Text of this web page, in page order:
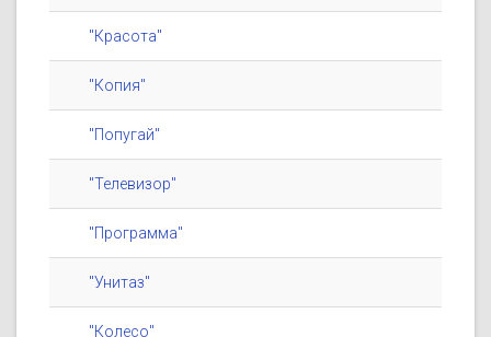
"Красота"
"Копия"
"Попугай"
"Телевизор"
"Программа"
"Унитаз"
"Колесо"